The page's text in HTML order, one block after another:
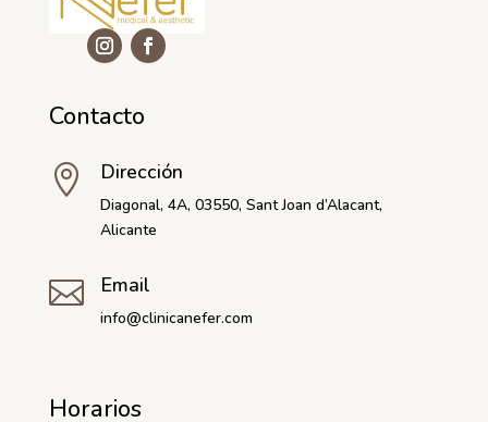
Contacto
 Dirección
Diagonal, 4A, 03550, Sant Joan d’Alacant,
Alicante
 Email
info@clinicanefer.com
Horarios